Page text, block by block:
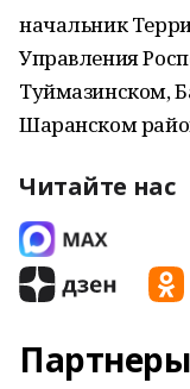
начальник
Управления
Туймазинском,
Шаранском
Читайте нас
Партнеры